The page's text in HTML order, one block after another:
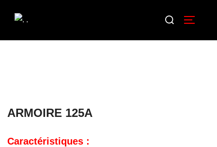
ARMOIRE 125A
Caractéristiques :